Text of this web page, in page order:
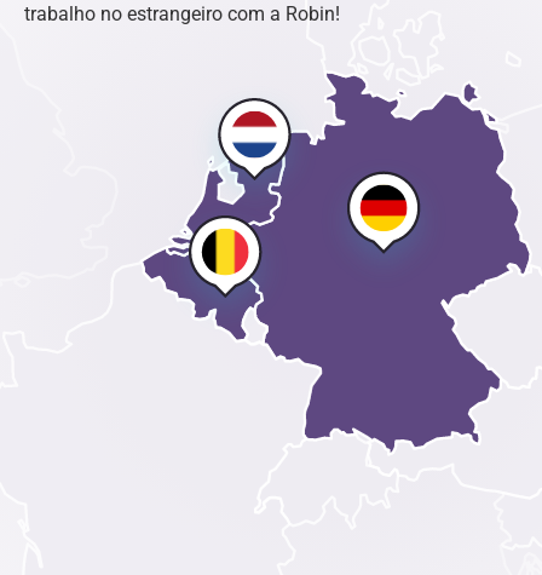
trabalho no estrangeiro com a Robin!